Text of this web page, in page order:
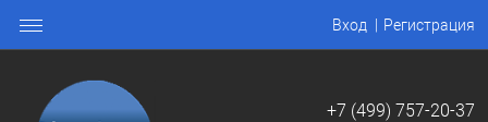
Вход Регистрация
+7 (499) 757-20-37